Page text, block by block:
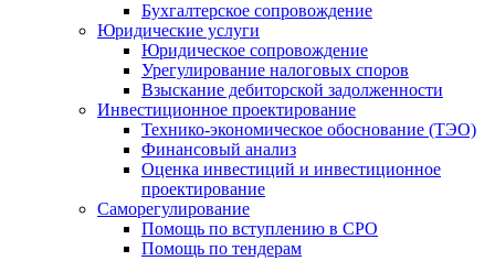
Бухгалтерское сопровождение
Юридические услуги
Юридическое сопровождение
Урегулирование налоговых споров
Взыскание дебиторской задолженности
Инвестиционное проектирование
Технико-экономическое обоснование (ТЭО)
Финансовый анализ
Оценка инвестиций и инвестиционное
проектирование
Саморегулирование
Помощь по вступлению в СРО
Помощь по тендерам